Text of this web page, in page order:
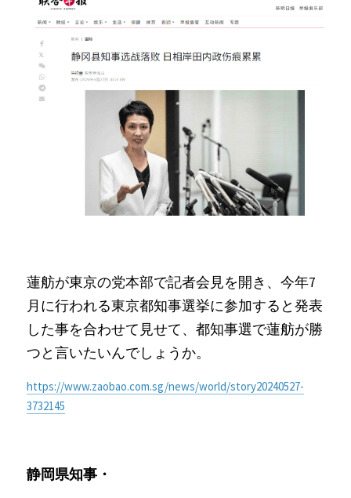
蓮舫が東京の党本部で記者会見を開き、今年7
月に行われる東京都知事選挙に参加すると発表
した事を合わせて見せて、都知事選で蓮舫が勝
つと言いたいんでしょうか。
https://www.zaobao.com.sg/news/world/story20240527-
3732145
静岡県知事・